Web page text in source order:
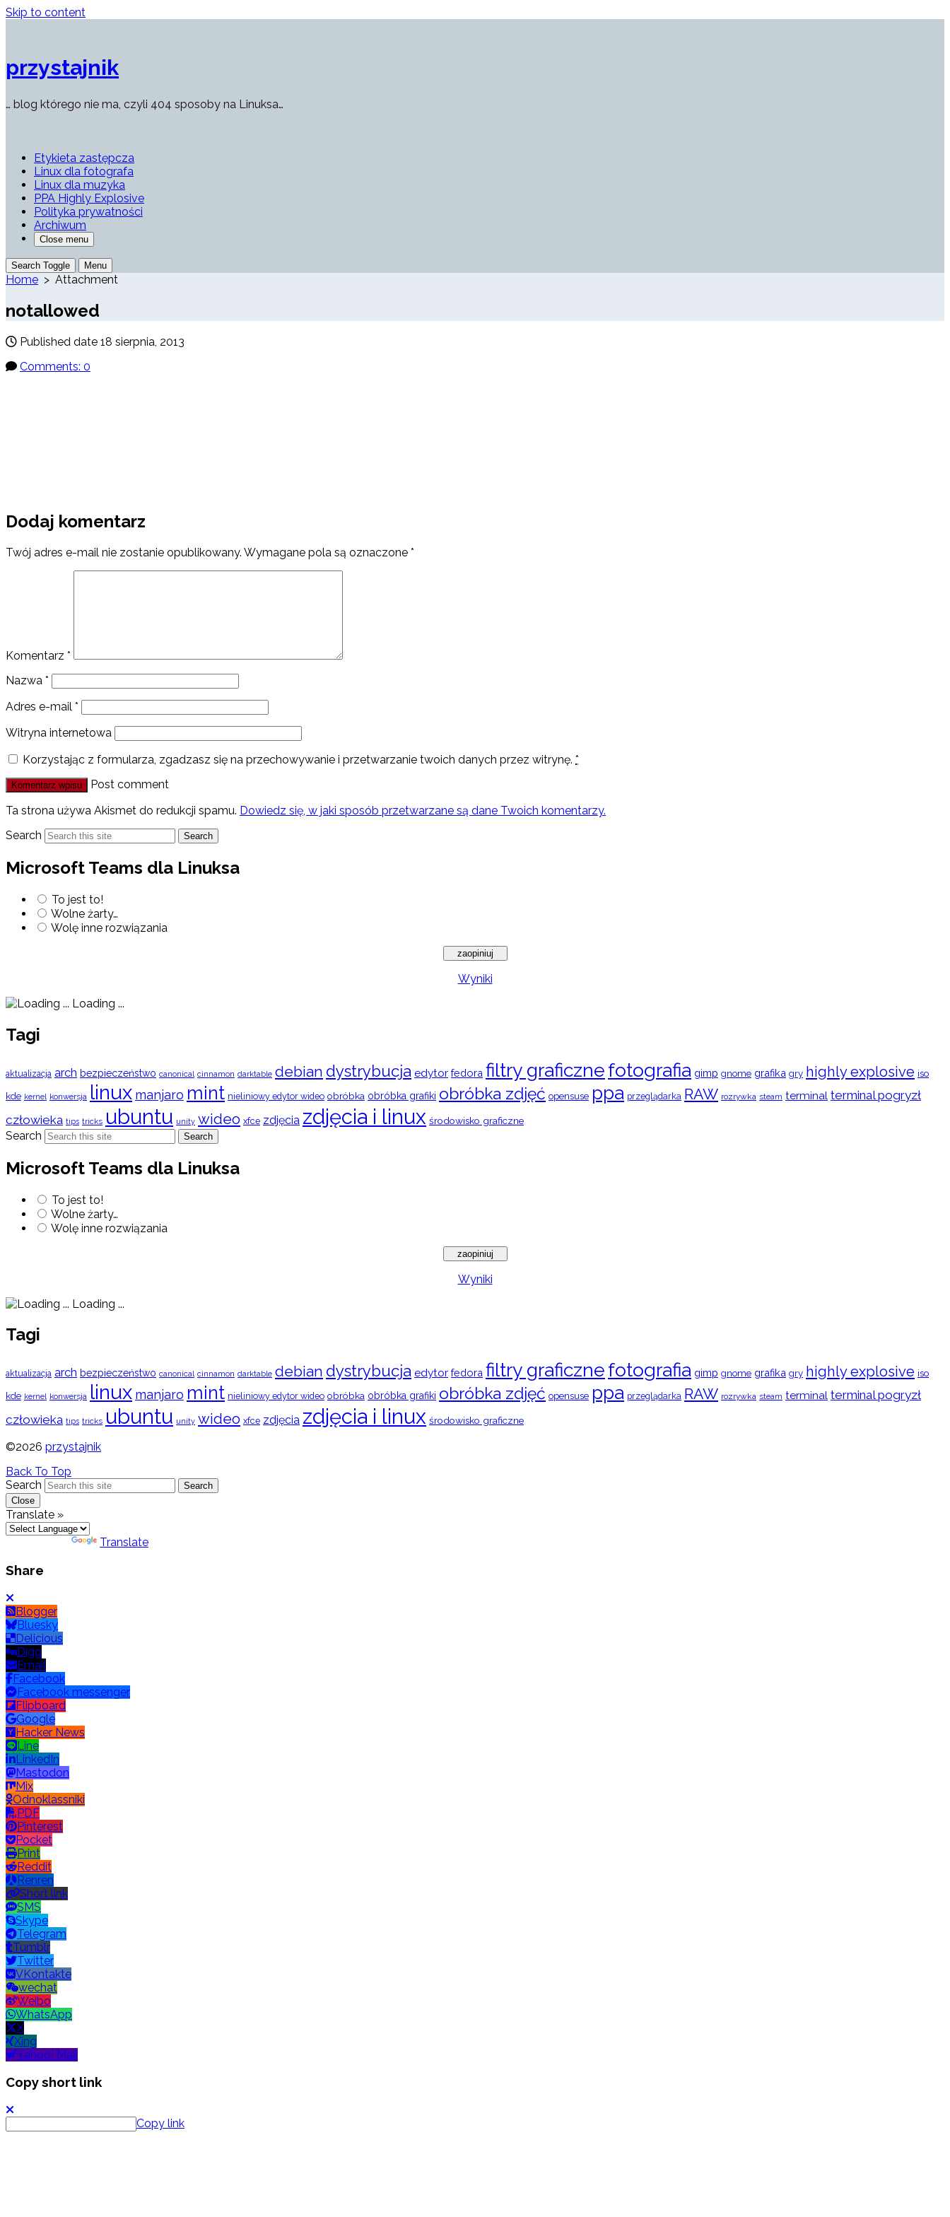
Skip to content
przystajnik
… blog którego nie ma, czyli 404 sposoby na Linuksa…
Etykieta zastępcza
Linux dla fotografa
Linux dla muzyka
PPA Highly Explosive
Polityka prywatności
Archiwum
Close menu
Search Toggle Menu
Home > Attachment
notallowed
Published date 18 sierpnia, 2013
Comments: 0
Dodaj komentarz
Twój adres e-mail nie zostanie opublikowany. Wymagane pola są oznaczone *
Komentarz *
Nazwa *
Adres e-mail *
Witryna internetowa
Korzystając z formularza, zgadzasz się na przechowywanie i przetwarzanie twoich danych przez witrynę. *
Post comment
Ta strona używa Akismet do redukcji spamu. Dowiedz się, w jaki sposób przetwarzane są dane Twoich komentarzy.
Search
Search
Microsoft Teams dla Linuksa
To jest to!
Wolne żarty…
Wolę inne rozwiązania
Wyniki
Loading ...
Tagi
aktualizacja arch bezpieczeństwo canonical cinnamon darktable debian dystrybucja edytor fedora filtry graficznefotografia gimp gnome grafika gry highly explosive iso
kde kernel konwersja linux manjaro mint nieliniowy edytor wideo obróbka obróbka grafiki obróbka zdjęć opensuse ppa przeglądarka RAW rozrywka steam terminal terminal pogryzł
człowieka tips tricks ubuntu unity wideo xfce zdjęcia zdjęcia i linux środowisko graficzne
Search Search
Microsoft Teams dla Linuksa
To jest to!
Wolne żarty…
Wolę inne rozwiązania
Wyniki
Loading ...
Tagi
aktualizacja arch bezpieczeństwo canonical cinnamon darktable debian dystrybucja edytor fedora filtry graficznefotografia gimp gnome grafika gry highly explosive iso
kde kernel konwersja linux manjaro mint nieliniowy edytor wideo obróbka obróbka grafiki obróbka zdjęć opensuse ppa przeglądarka RAW rozrywka steam terminal terminal pogryzł
człowieka tips tricks ubuntu unity wideo xfce zdjęcia zdjęcia i linux środowisko graficzne
©2026 przystajnik
Back To Top
Search
Search
Close
Translate »
Translate
Share
Blogger
Bluesky
Delicious
Digg
Email
Facebook
Facebook messenger
Flipboard
Google
Hacker News
Line
LinkedIn
Mastodon
Mix
Odnoklassniki
PDF
Pinterest
Pocket
Print
Reddit
Renren
Short link
SMS
Skype
Telegram
Tumblr
Twitter
VKontakte
wechat
Weibo
WhatsApp
X
Xing
Yahoo! Mail
Copy short link
Copy link